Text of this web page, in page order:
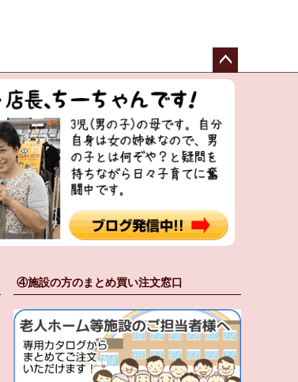
ペー
へ
④施設の方のまとめ買い注文窓口